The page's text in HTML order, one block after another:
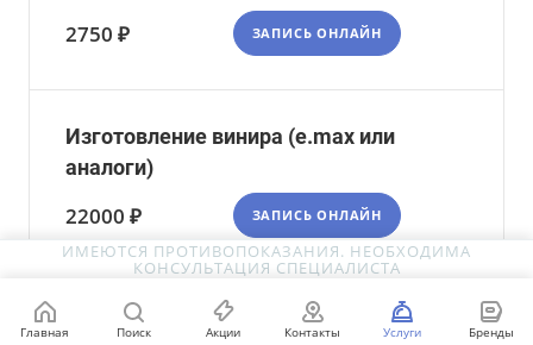
2750 ₽ ЗАПИСЬ ОНЛАЙН
Изготовление винира (e.max или
аналоги)
22000 ₽ ЗАПИСЬ ОНЛАЙН
Профессиональная гигиена
ИМЕЮТСЯ ПРОТИВОПОКАЗАНИЯ. НЕОБХОДИМА
КОНСУЛЬТАЦИЯ СПЕЦИАЛИСТА
Главная Поиск Акции Контакты Услуги Бренды